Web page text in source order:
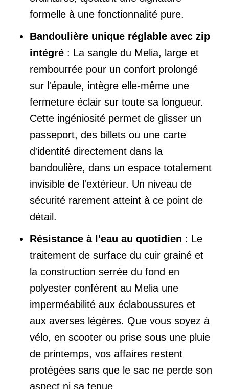
formelle à une fonctionnalité pure.
Bandoulière unique réglable avec zip
intégré : La sangle du Melia, large et
rembourrée pour un confort prolongé
sur l'épaule, intègre elle-même une
fermeture éclair sur toute sa longueur.
Cette ingéniosité permet de glisser un
passeport, des billets ou une carte
d'identité directement dans la
bandoulière, dans un espace totalement
invisible de l'extérieur. Un niveau de
sécurité rarement atteint à ce point de
détail.
Résistance à l'eau au quotidien : Le
traitement de surface du cuir grainé et
la construction serrée du fond en
polyester confèrent au Melia une
imperméabilité aux éclaboussures et
aux averses légères. Que vous soyez à
vélo, en scooter ou prise sous une pluie
de printemps, vos affaires restent
protégées sans que le sac ne perde son
aspect ni sa tenue.